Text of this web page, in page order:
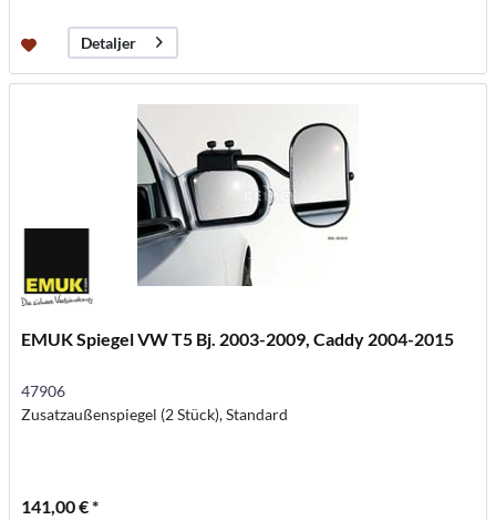
Detaljer
EMUK Spiegel VW T5 Bj. 2003-2009, Caddy 2004-2015
47906
Zusatzaußenspiegel (2 Stück), Standard
141,00 € *